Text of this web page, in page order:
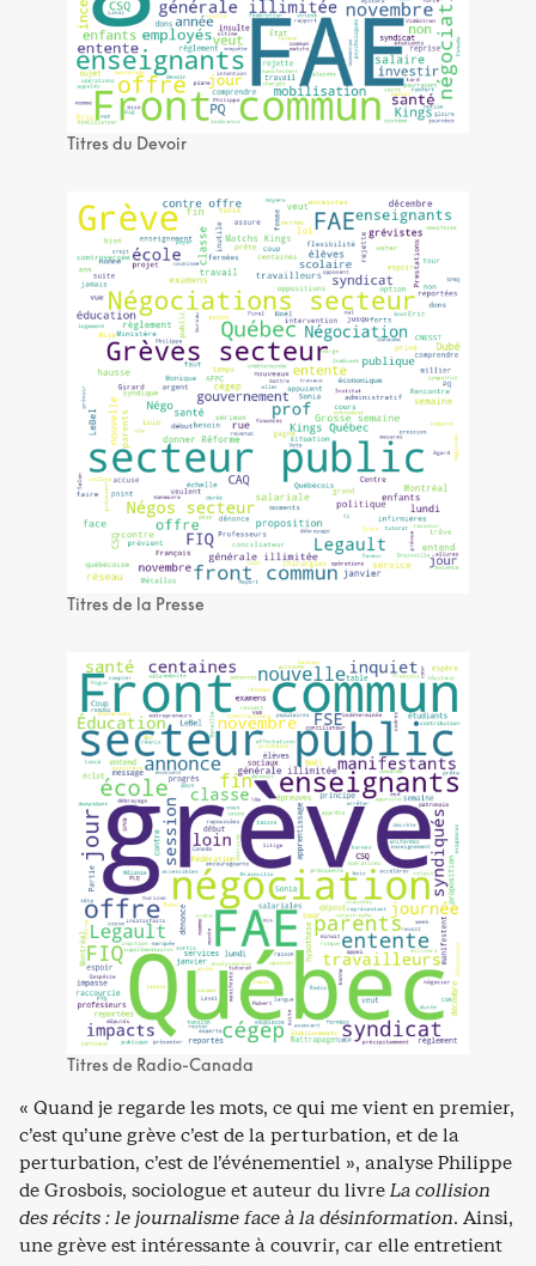
Titres du Devoir
Titres de la Presse
Titres de Radio-Canada
« Quand je regarde les mots, ce qui me vient en premier,
c’est qu’une grève c’est de la perturbation, et de la
perturbation, c’est de l’événementiel », analyse Philippe
de Grosbois, sociologue et auteur du livreLa collision
des récits : le journalisme face à la désinformation. Ainsi,
une grève est intéressante à couvrir, car elle entretient